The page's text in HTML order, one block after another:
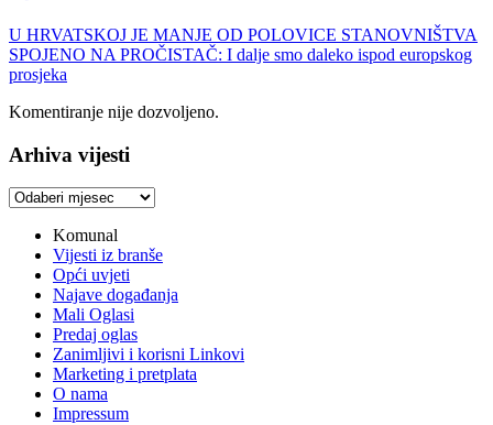
U HRVATSKOJ JE MANJE OD POLOVICE STANOVNIŠTVA
SPOJENO NA PROČISTAČ: I dalje smo daleko ispod europskog
prosjeka
Komentiranje nije dozvoljeno.
Arhiva vijesti
Arhiva
Komunal
Vijesti iz branše
Opći uvjeti
Najave događanja
Mali Oglasi
Predaj oglas
Zanimljivi i korisni Linkovi
Marketing i pretplata
O nama
Impressum